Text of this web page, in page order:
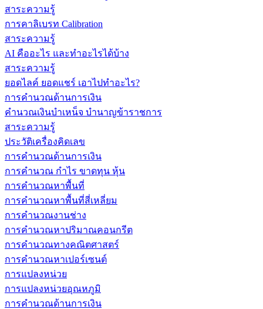
สาระความรู้
การคาลิเบรท Calibration
สาระความรู้
AI คืออะไร และทำอะไรได้บ้าง
สาระความรู้
ยอดไลค์ ยอดแชร์ เอาไปทำอะไร?
การคำนวณด้านการเงิน
คำนวณเงินบำเหน็จ บำนาญข้าราชการ
สาระความรู้
ประวัติเครื่องคิดเลข
การคำนวณด้านการเงิน
การคำนวณ กำไร ขาดทุน หุ้น
การคำนวณหาพื้นที่
การคำนวณหาพื้นที่สี่เหลี่ยม
การคำนวณงานช่าง
การคำนวณหาปริมาณคอนกรีต
การคำนวณทางคณิตศาสตร์
การคำนวณหาเปอร์เซนต์
การแปลงหน่วย
การแปลงหน่วยอุณหภูมิ
การคำนวณด้านการเงิน